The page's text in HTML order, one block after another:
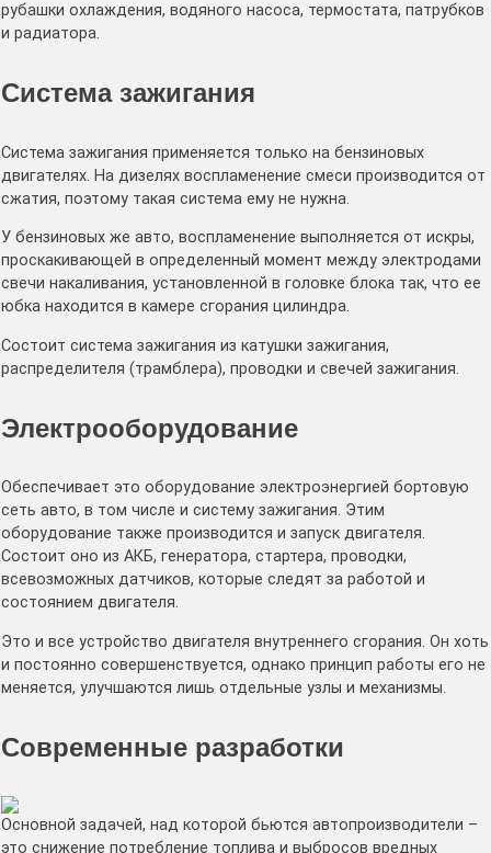
рубашки охлаждения, водяного насоса, термостата, патрубков
и радиатора.
Система зажигания
Система зажигания применяется только на бензиновых
двигателях. На дизелях воспламенение смеси производится от
сжатия, поэтому такая система ему не нужна.
У бензиновых же авто, воспламенение выполняется от искры,
проскакивающей в определенный момент между электродами
свечи накаливания, установленной в головке блока так, что ее
юбка находится в камере сгорания цилиндра.
Состоит система зажигания из катушки зажигания,
распределителя (трамблера), проводки и свечей зажигания.
Электрооборудование
Обеспечивает это оборудование электроэнергией бортовую
сеть авто, в том числе и систему зажигания. Этим
оборудование также производится и запуск двигателя.
Состоит оно из АКБ, генератора, стартера, проводки,
всевозможных датчиков, которые следят за работой и
состоянием двигателя.
Это и все устройство двигателя внутреннего сгорания. Он хоть
и постоянно совершенствуется, однако принцип работы его не
меняется, улучшаются лишь отдельные узлы и механизмы.
Современные разработки
Основной задачей, над которой бьются автопроизводители –
это снижение потребление топлива и выбросов вредных